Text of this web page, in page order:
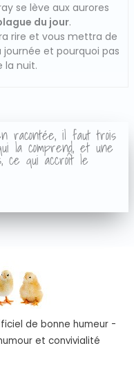
se lève aux aurores
du jour.
rire et vous mettra de
et pourquoi pas
la nuit.
racontée, il faut trois
la comprend, et une
ce qui accroît le
de bonne humeur -
et convivialité